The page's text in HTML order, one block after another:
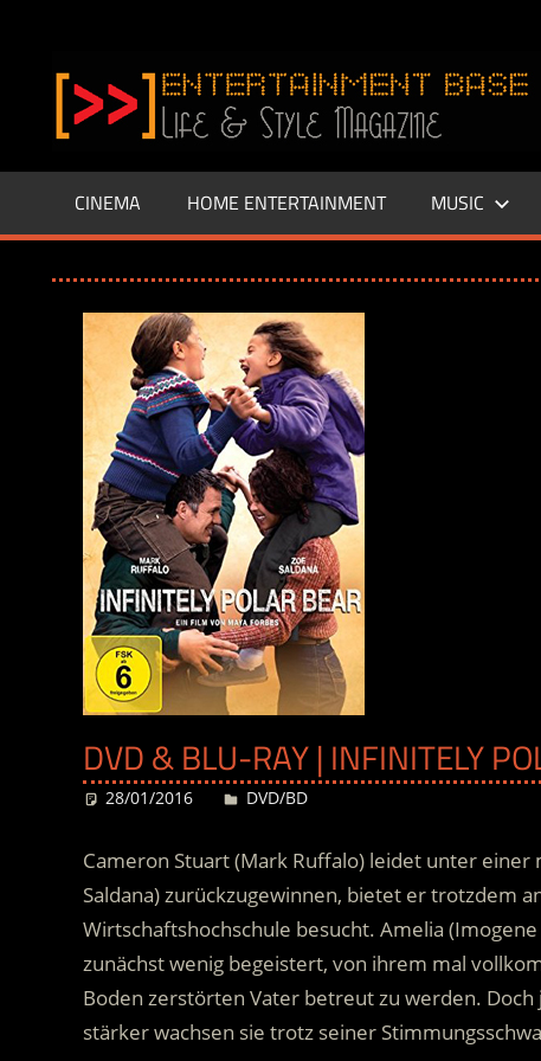
springenBase.de
CINEMA HOME ENTERTAINMENT MUSIC
DVD & BLU-RAY | INFINITELY
28/01/2016 Desiree
DVD/BD
Cameron Stuart (Mark Ruffalo) leidet unter einer
Saldana) zurückzugewinnen, bietet er trotzdem
Wirtschaftshochschule besucht. Amelia
zunächst wenig begeistert, von ihrem mal
Boden zerstörten Vater betreut zu werden.
stärker wachsen sie trotz seiner